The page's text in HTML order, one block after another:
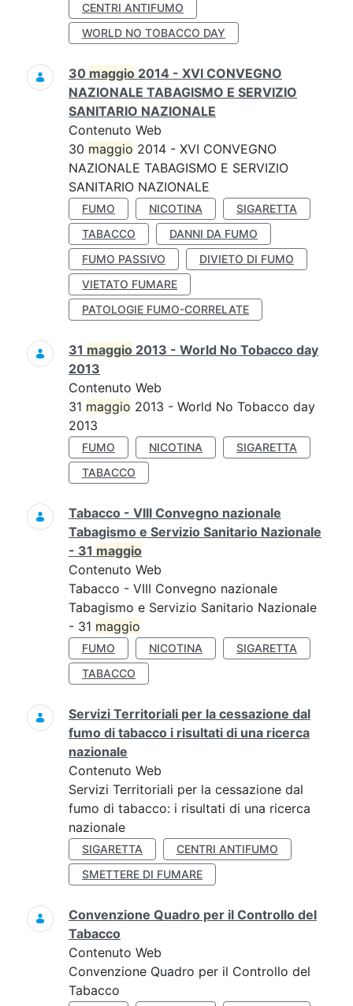
CENTRI ANTIFUMO
WORLD NO TOBACCO DAY
30 maggio 2014 - XVI CONVEGNO
NAZIONALE TABAGISMO E SERVIZIO
SANITARIO NAZIONALE
Contenuto Web
30 maggio 2014 - XVI CONVEGNO
NAZIONALE TABAGISMO E SERVIZIO
SANITARIO NAZIONALE
FUMO NICOTINA
SIGARETTA
TABACCO
DANNI DA FUMO
FUMO PASSIVO
DIVIETO DI FUMO
VIETATO FUMARE
PATOLOGIE FUMO-CORRELATE
31 maggio 2013 - World No Tobacco day
2013
Contenuto Web
31 maggio 2013 - World No Tobacco day
2013
FUMO NICOTINA
SIGARETTA
TABACCO
Tabacco - VIII Convegno nazionale
Tabagismo e Servizio Sanitario Nazionale
- 31 maggio
Contenuto Web
Tabacco - VIII Convegno nazionale
Tabagismo e Servizio Sanitario Nazionale
- 31 maggio
FUMO NICOTINA
SIGARETTA
TABACCO
Servizi Territoriali per la cessazione dal
fumo di tabacco i risultati di una ricerca
nazionale
Contenuto Web
Servizi Territoriali per la cessazione dal
fumo di tabacco: i risultati di una ricerca
nazionale
SIGARETTA
CENTRI ANTIFUMO
SMETTERE DI FUMARE
Convenzione Quadro per il Controllo del
Tabacco
Contenuto Web
Convenzione Quadro per il Controllo del
Tabacco